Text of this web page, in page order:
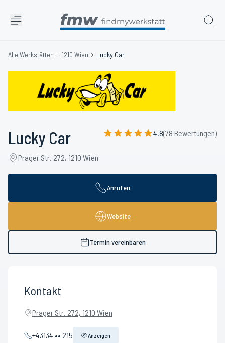
Alle Werkstätten 1210 Wien Lucky Car
Lucky Car 4.8(78 Bewertungen)
Prager Str. 272, 1210 Wien
Anrufen
Website
Termin vereinbaren
Kontakt
Prager Str. 272, 1210 Wien
+43134 •• 215 Anzeigen